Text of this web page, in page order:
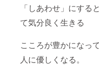
「しあわせ」にする
て気分良く生きる
こころが豊かになって
人に優しくなる。